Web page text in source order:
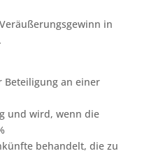
in
Beteiligung an einer
und wird, wenn die
behandelt, die zu